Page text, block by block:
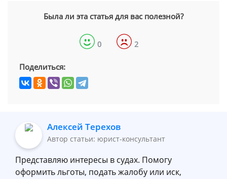
Была ли эта статья для вас полезной?
0 2
Поделиться:
Алексей Терехов
Автор статьи: юрист-консультант
Представляю интересы в судах. Помогу
оформить льготы, подать жалобу или иск,